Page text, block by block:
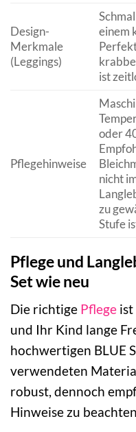
Design-
Merkmale
(Leggings)
einem
ist
Pflegehinweise
oder
nicht
zu
Stufe
Pflege und
Set wie neu
Die richtige Pflege ist
und Ihr Kind lange
hochwertigen BLUE
verwendeten
robust, dennoch
Hinweise zu